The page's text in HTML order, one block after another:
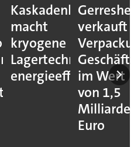
Kaskadenkonzept
macht
kryogene
Lagertechnik
energieeffizienter
verkauft
im Wert
von 1,5
Euro